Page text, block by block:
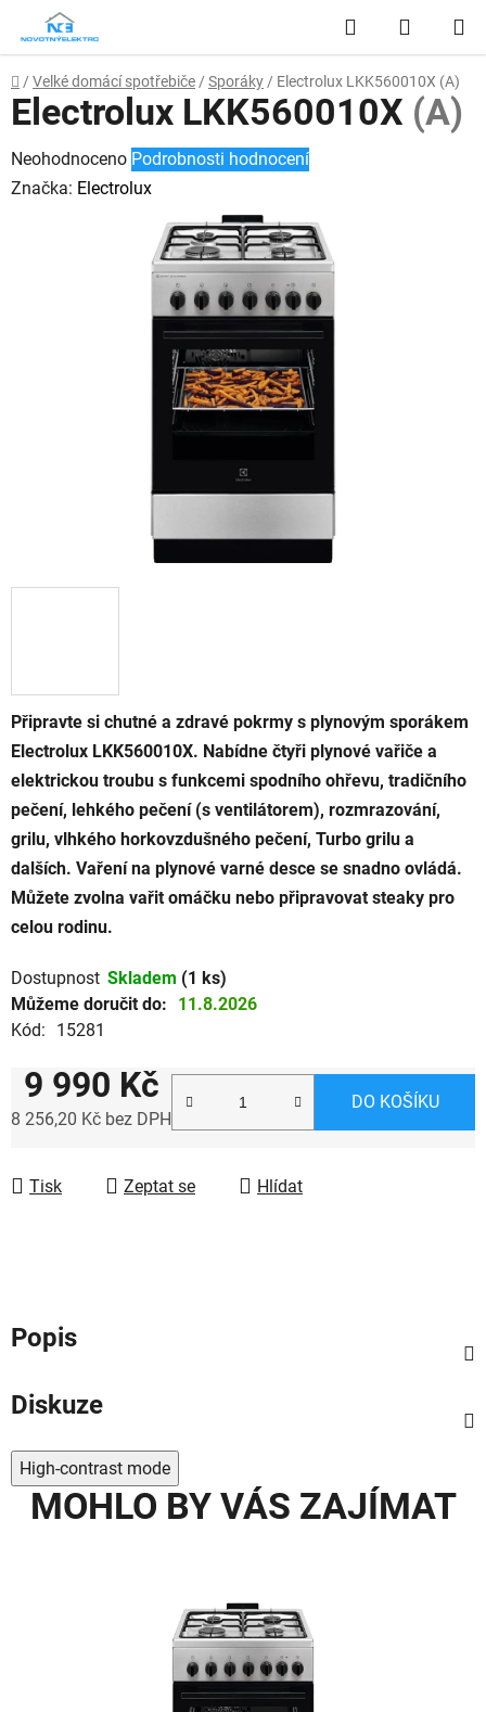
obsah
Hledat
KOŠÍK
Domů
/ Velké domácí spotřebiče / Sporáky / Electrolux LKK560010X (A)
Připravte si chutné a zdravé pokrmy s plynovým sporákem
Electrolux LKK560010X. Nabídne čtyři plynové vařiče a
elektrickou troubu s funkcemi spodního ohřevu, tradičního
pečení, lehkého pečení (s ventilátorem), rozmrazování,
grilu, vlhkého horkovzdušného pečení, Turbo grilu a
dalších. Vaření na plynové varné desce se snadno ovládá.
Můžete zvolna vařit omáčku nebo připravovat steaky pro
celou rodinu.
Dostupnost Skladem (1 ks)
Můžeme doručit do:
11.8.2026
Kód:
15281
9 990 Kč
8 256,20 Kč bez DPH
DO KOŠÍKU
Tisk Zeptat se Hlídat
Electrolux LKK560010X (A)
Průměrné
hodnocení
Neohodnoceno Podrobnosti hodnocení
Značka: Electrolux
Popis
Diskuze
High-contrast mode
MOHLO BY VÁS ZAJÍMAT